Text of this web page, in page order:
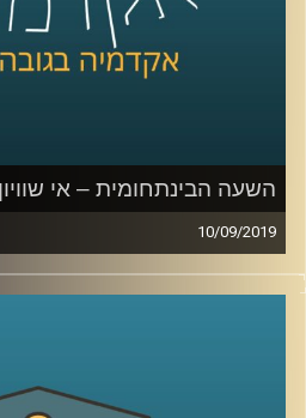
בשעה מרתקת שהולכת
על העבר וגם על העתיד,
מביה"ס אדלסון ליזמות
סבסטיאן באך, אלן טיורינג,
וקהילת מוזיקאים בתל
הטכנולוגיים בתחום המוזיקה
קרדיט תמונות:AudioVersity
השעה הבינתחומית – אי
10/09/2019
אפליה מגדרית היא דבר